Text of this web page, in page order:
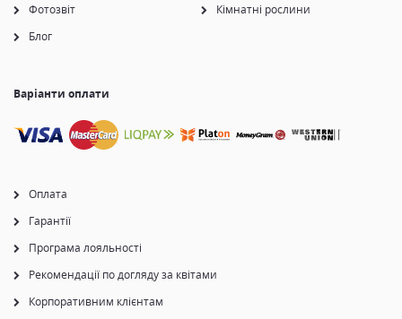
Фотозвіт
Блог
Кімнатні рослини
Оплата
Гарантії
Програма лояльності
Рекомендації по догляду за квітами
Корпоративним клієнтам
Варіанти оплати